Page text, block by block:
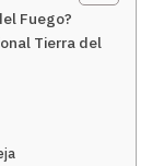
Fuego?
Tierra del